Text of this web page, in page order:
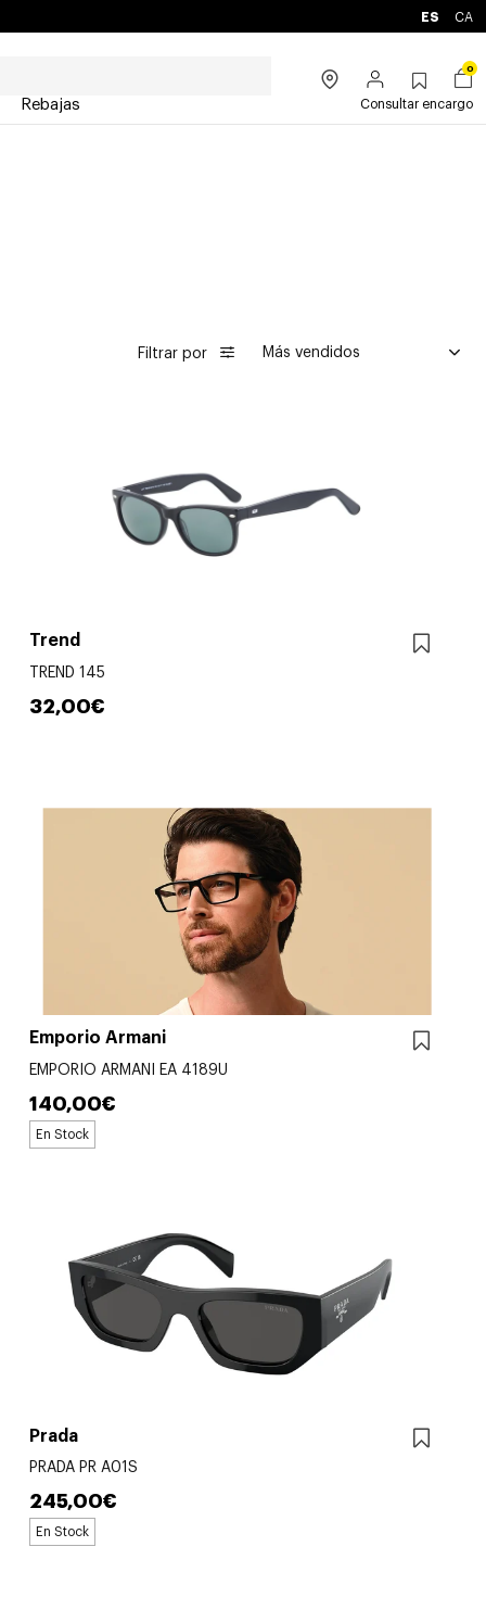
ES CA
Rebajas
0
Consultar encargo
Filtrar por
Trend
TREND 145
32,00€
Emporio Armani
EMPORIO ARMANI EA 4189U
140,00€
En Stock
Prada
PRADA PR A01S
245,00€
En Stock